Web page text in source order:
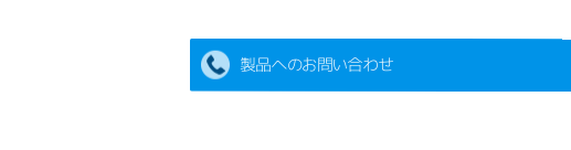
製品へのお問い合わせ